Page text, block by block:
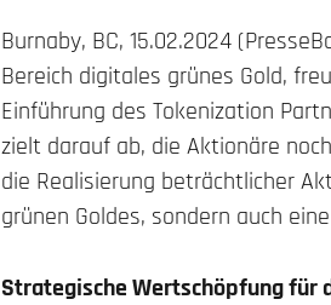
Burnaby, BC, 15.02.2024
Bereich digitales grünes Gold,
Einführung des Tokenization
zielt darauf ab, die Aktionäre
die Realisierung beträchtlicher
grünen Goldes, sondern auch
Strategische Wertschöpfung für